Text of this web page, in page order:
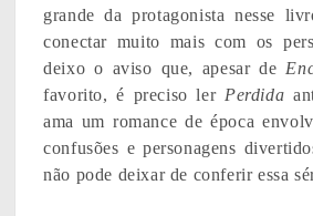
grande da protagonista nesse
conectar muito mais com os
deixo o aviso que, apesar de
favorito, é preciso ler Perdida
ama um romance de época
confusões e personagens
não pode deixar de conferir essa